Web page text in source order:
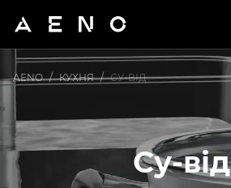
AENO / КУХНЯ / СУ-ВІД
Су-від